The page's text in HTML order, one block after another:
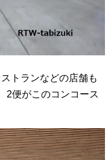
トランなどの店舗も
2便がこのコンコース